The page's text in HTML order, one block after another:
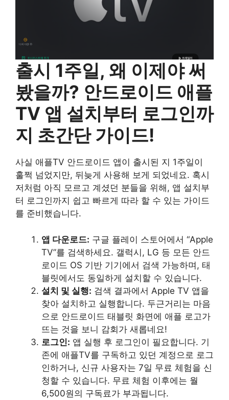
출시 1주일, 왜 이제야 써
봤을까? 안드로이드 애플
TV 앱 설치부터 로그인까
지 초간단 가이드!
사실 애플TV 안드로이드 앱이 출시된 지 1주일이
훌쩍 넘었지만, 뒤늦게 사용해 보게 되었네요. 혹시
저처럼 아직 모르고 계셨던 분들을 위해, 앱 설치부
터 로그인까지 쉽고 빠르게 따라 할 수 있는 가이드
를 준비했습니다.
앱 다운로드: 구글 플레이 스토어에서 “Apple
TV”를 검색하세요. 갤럭시, LG 등 모든 안드
로이드 OS 기반 기기에서 검색 가능하며, 태
블릿에서도 동일하게 설치할 수 있습니다.
설치 및 실행: 검색 결과에서 Apple TV 앱을
찾아 설치하고 실행합니다. 두근거리는 마음
으로 안드로이드 태블릿 화면에 애플 로고가
뜨는 것을 보니 감회가 새롭네요!
로그인: 앱 실행 후 로그인이 필요합니다. 기
존에 애플TV를 구독하고 있던 계정으로 로그
인하거나, 신규 사용자는 7일 무료 체험을 신
청할 수 있습니다. 무료 체험 이후에는 월
6,500원의 구독료가 부과됩니다.